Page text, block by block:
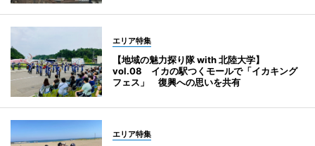
エリア特集
【地域の魅力探り隊 with 北陸大学】
vol.08 イカの駅つくモールで「イカキング
フェス」 復興への思いを共有
エリア特集